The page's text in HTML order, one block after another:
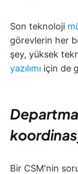
Son teknoloji
görevlerin her
şey, yüksek
yazılımı için de
Bir CSM'nin